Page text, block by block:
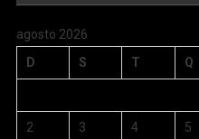
agosto 2026
D
S T Q
2 3 4 5